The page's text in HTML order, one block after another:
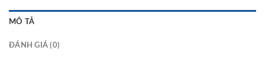
MÔ TẢ
ĐÁNH GIÁ (0)